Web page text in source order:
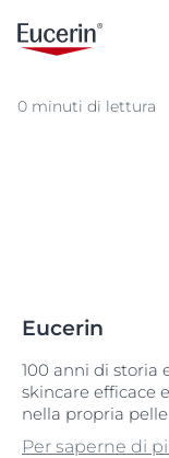
0 minuti di lettura
Eucerin
100 anni di storia
skincare efficace
nella propria
Per saperne di